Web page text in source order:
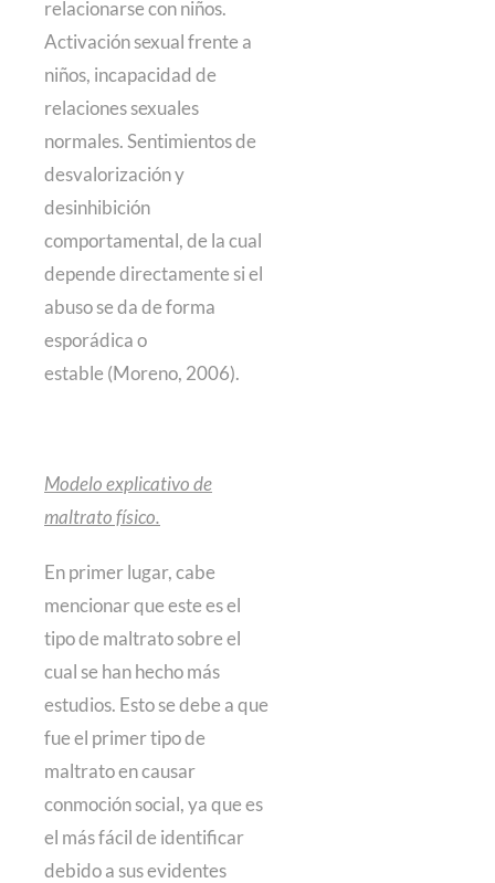
relacionarse con niños.
Activación sexual frente a
niños, incapacidad de
relaciones sexuales
normales. Sentimientos de
desvalorización y
desinhibición
comportamental, de la cual
depende directamente si el
abuso se da de forma
esporádica o
estable (Moreno, 2006).
Modelo explicativo de
maltrato físico.
En primer lugar, cabe
mencionar que este es el
tipo de maltrato sobre el
cual se han hecho más
estudios. Esto se debe a que
fue el primer tipo de
maltrato en causar
conmoción social, ya que es
el más fácil de identificar
debido a sus evidentes